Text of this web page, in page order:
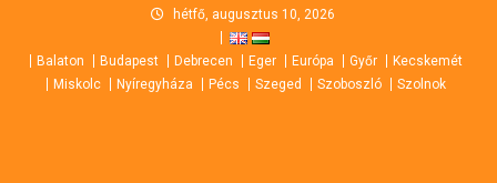
content
hétfő, augusztus 10, 2026
Balaton Budapest Debrecen Eger Európa Győr
Kecskemét
Miskolc
Nyíregyháza Pécs Szeged Szoboszló Szolnok